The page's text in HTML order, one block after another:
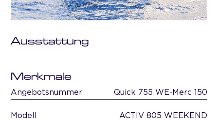
Ausstattung
Merkmale
Angebotsnummer Quick 755 WE-Merc 150
Modell ACTIV 805 WEEKEND